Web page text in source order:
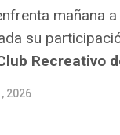
mañana a
su
Recreativo
2026